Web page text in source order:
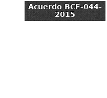
Acuerdo BCE-044-
2015